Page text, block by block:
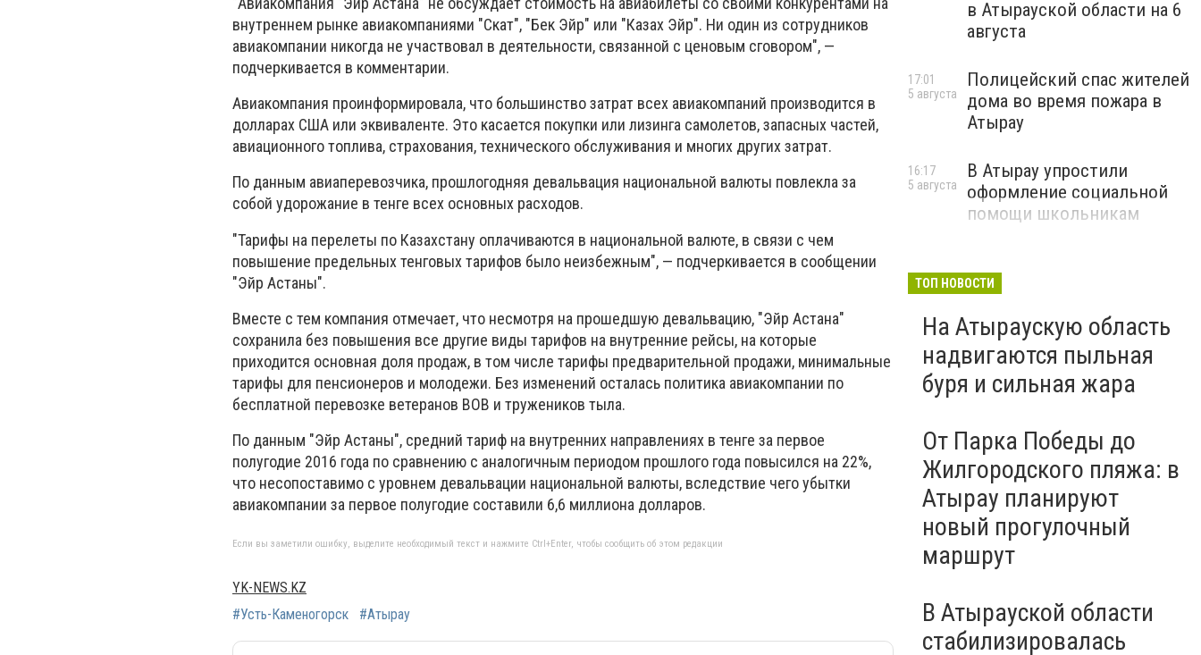
внутреннем рынке авиакомпаниями "Скат", "Бек Эйр" или "Казах Эйр". Ни один из сотрудников
авиакомпании никогда не участвовал в деятельности, связанной с ценовым сговором", —
подчеркивается в комментарии.
Авиакомпания проинформировала, что большинство затрат всех авиакомпаний производится в
долларах США или эквиваленте. Это касается покупки или лизинга самолетов, запасных частей,
авиационного топлива, страхования, технического обслуживания и многих других затрат.
По данным авиаперевозчика, прошлогодняя девальвация национальной валюты повлекла за
собой удорожание в тенге всех основных расходов.
"Тарифы на перелеты по Казахстану оплачиваются в национальной валюте, в связи с чем
повышение предельных тенговых тарифов было неизбежным", — подчеркивается в сообщении
"Эйр Астаны".
Вместе с тем компания отмечает, что несмотря на прошедшую девальвацию, "Эйр Астана"
сохранила без повышения все другие виды тарифов на внутренние рейсы, на которые
приходится основная доля продаж, в том числе тарифы предварительной продажи, минимальные
тарифы для пенсионеров и молодежи. Без изменений осталась политика авиакомпании по
бесплатной перевозке ветеранов ВОВ и тружеников тыла.
По данным "Эйр Астаны", средний тариф на внутренних направлениях в тенге за первое
полугодие 2016 года по сравнению с аналогичным периодом прошлого года повысился на 22%,
что несопоставимо с уровнем девальвации национальной валюты, вследствие чего убытки
авиакомпании за первое полугодие составили 6,6 миллиона долларов.
Если вы заметили ошибку, выделите необходимый текст и нажмите Ctrl+Enter, чтобы сообщить об этом редакции
YK-NEWS.KZ
#Усть-Каменогорск
#Атырау
в Атырауской области на 6
августа
Полицейский спас жителей
дома во время пожара в
Атырау
17:01
5 августа
В Атырау упростили
оформление социальной
помощи школьникам
16:17
5 августа
ТОП НОВОСТИ
На Атыраускую область
надвигаются пыльная
буря и сильная жара
От Парка Победы до
Жилгородского пляжа: в
Атырау планируют
новый прогулочный
маршрут
В Атырауской области
стабилизировалась